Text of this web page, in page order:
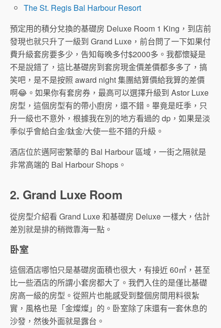
The St. Regis Bal Harbour Resort
預定用的積分兌換的基礎房 Deluxe Room 1 King，到店前
發現也就只升了一級到 Grand Luxe，前台問了一下如果付
費升級套房要多少，告知每晚多付$2000多。我都懷疑是
不是說錯了，這比基礎房到套房現金價差價都多多了，搞
笑吧，是不是按照 award night 集團結算價給我算的差價
啊😂。如果你有套房券，最高可以選擇升級到 Astor Luxe
房型，這個房型有的帶小廚房，還不錯。畢竟是旺季，只
升一級也不意外，根據我在別的地方看過的 dp，如果是淡
季似乎會給白金/鈦金/大使一些不錯的升級。
酒店位於邁阿密繁華的 Bal Harbour 區域，一街之隔就是
非常高端的 Bal Harbour Shops。
2. Grand Luxe Room
從房型介紹看 Grand Luxe 和基礎房 Deluxe 一樣大，估計
差別就是排的稍微靠海一點。
卧室
這個酒店哪怕只是基礎房面積也很大，有接近 60㎡，甚至
比一些酒店的所謂小套房都大了。我們入住的是僅比基礎
房高一級的房型。從照片也能感受到整個房間用料很紮
實，風格也是「金燦燦」的。卧室除了床還有一套休息的
沙發，然後外面就是露台。